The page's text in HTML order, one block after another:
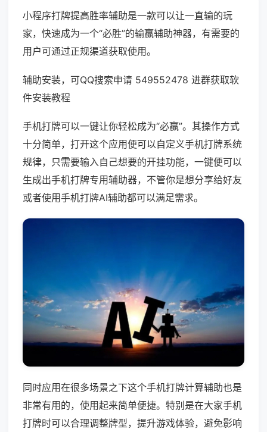
小程序打牌提高胜率辅助是一款可以让一直输的玩
家，快速成为一个“必胜”的输赢辅助神器，有需要的
用户可通过正规渠道获取使用。
辅助安装，可QQ搜索申请 549552478 进群获取软
件安装教程
手机打牌可以一键让你轻松成为“必赢”。其操作方式
十分简单，打开这个应用便可以自定义手机打牌系统
规律，只需要输入自己想要的开挂功能，一键便可以
生成出手机打牌专用辅助器，不管你是想分享给好友
或者使用手机打牌AI辅助都可以满足需求。
同时应用在很多场景之下这个手机打牌计算辅助也是
非常有用的，使用起来简单便捷。特别是在大家手机
打牌时可以合理调整牌型，提升游戏体验，避免影响